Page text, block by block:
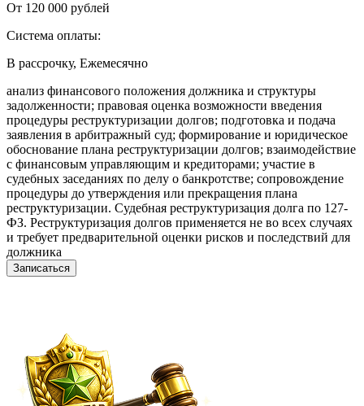
От 120 000 рублей
Система оплаты:
В рассрочку, Ежемесячно
анализ финансового положения должника и структуры
задолженности; правовая оценка возможности введения
процедуры реструктуризации долгов; подготовка и подача
заявления в арбитражный суд; формирование и юридическое
обоснование плана реструктуризации долгов; взаимодействие
с финансовым управляющим и кредиторами; участие в
судебных заседаниях по делу о банкротстве; сопровождение
процедуры до утверждения или прекращения плана
реструктуризации. Судебная реструктуризация долга по 127-
ФЗ. Реструктуризация долгов применяется не во всех случаях
и требует предварительной оценки рисков и последствий для
должника
Записаться